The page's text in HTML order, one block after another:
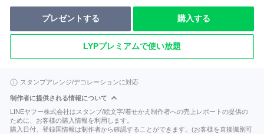
プレゼントする 購入する
LYPプレミアムで使い放題
スタンプアレンジ/デコレーションに対応
制作者に提供される情報について
LINEヤフー株式会社はスタンプ/絵文字/着せかえ制作者への売上レポートの提供の
ために、お客様の購入情報を利用します。
購入日付、登録国情報は制作者から確認することができます。(お客様を直接識別可